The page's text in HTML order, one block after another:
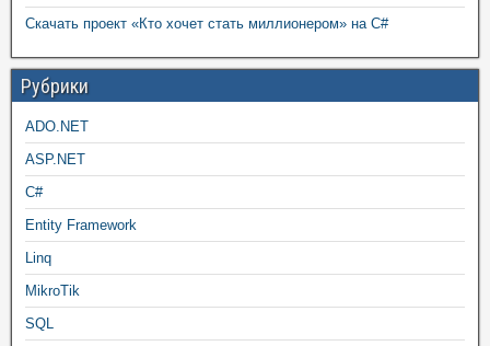
Скачать проект «Кто хочет стать миллионером» на C#
Рубрики
ADO.NET
ASP.NET
C#
Entity Framework
Linq
MikroTik
SQL